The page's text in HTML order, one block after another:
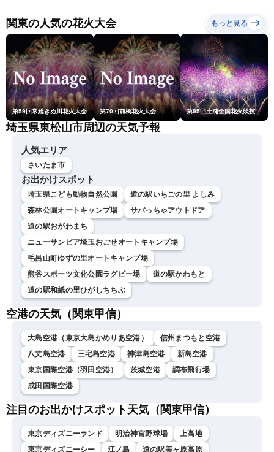
〈ウェザーニュースLiVEサ
ンシャイン・松本真央／山
口剛央〉
関東の人気の花火大会 もっと見る
第59回常総きぬ川花火大会 第70回前橋花火大会 第95回土浦全国花火競技大会
埼玉県東松山市周辺の天気予報
人気エリア
さいたま市
お出かけスポット
埼玉県こども動物自然公園
道の駅いちごの里 よしみ
森林公園オートキャンプ場
サバっちゃアウトドア
道の駅おがわまち
ニューサンピア埼玉おごせオートキャンプ場
毛呂山町ゆずの里オートキャンプ場
熊谷スポーツ文化公園ラグビー場
道の駅かわもと
道の駅和紙の里ひがしちちぶ
空港の天気（関東甲信）
大島空港（東京大島かめりあ空港）
信州まつもと空港
八丈島空港
三宅島空港 神津島空港
新島空港
東京国際空港（羽田空港）
茨城空港
調布飛行場
成田国際空港
注目のお出かけスポット天気（関東甲信）
東京ディズニーランド 明治神宮野球場
上高地
東京ディズニーシー
江ノ島 道の駅美ヶ原高原